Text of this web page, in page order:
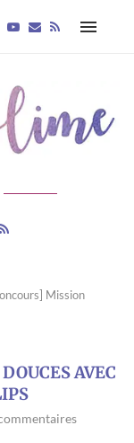
Mission
AVEC